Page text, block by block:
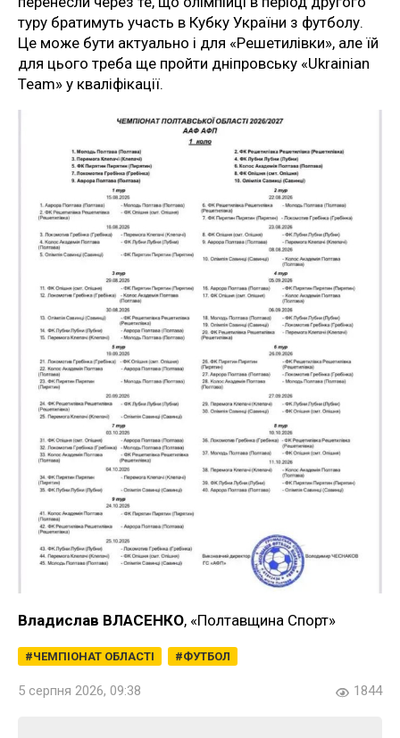
туру братимуть участь в Кубку України з футболу.
Це може бути актуально і для «Решетилівки», але їй
для цього треба ще пройти дніпровську «Ukrainian
Team» у кваліфікації.
Владислав ВЛАСЕНКО, «Полтавщина Спорт»
ЧЕМПІОНАТ ОБЛАСТІ ФУТБОЛ
5 серпня 2026, 09:38 1844